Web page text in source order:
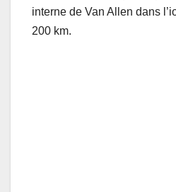
interne de Van Allen dans
200 km.